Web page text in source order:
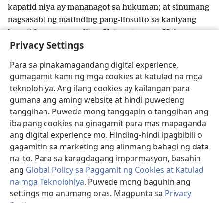
Privacy Settings
Para sa pinakamagandang digital experience,
gumagamit kami ng mga cookies at katulad na mga
teknolohiya. Ang ilang cookies ay kailangan para
gumana ang aming website at hindi puwedeng
tanggihan. Puwede mong tanggapin o tanggihan ang
iba pang cookies na ginagamit para mas mapaganda
ang digital experience mo. Hinding-hindi ipagbibili o
gagamitin sa marketing ang alinmang bahagi ng data
na ito. Para sa karagdagang impormasyon, basahin
ang Global Policy sa Paggamit ng Cookies at Katulad
na mga Teknolohiya. Puwede mong baguhin ang
settings mo anumang oras. Magpunta sa Privacy
kapatid niya ay mananagot sa hukuman; at sinumang
nagsasabi ng matinding pang-iinsulto sa kaniyang
kapatid ay magsusulit sa Kataas-taasang Hukuman;
samantalang ang sinumang nagsasabi, ‘Mangmang ka
mapunta sa maapoy na Gehenna. g
23 “Kaya kapag nagdadala ka ng iyong handog sa
altar h at naalaala mo roon na ang kapatid mo ay may
reklamo sa iyo, 24 iwan mo sa harap ng altar ang
handog mo, at puntahan mo ang iyong kapatid.
Makipagkasundo ka muna sa kaniya, at saka ka
bumalik para ialay ang handog mo. i
25 “Makipag-ayos ka kaagad sa isa na may
reklamo laban sa iyo habang papunta kayo sa
hukuman. Kung hindi, baka ipaubaya ka niya sa
hukom, at ipakulong ka nito sa guwardiya. j 26